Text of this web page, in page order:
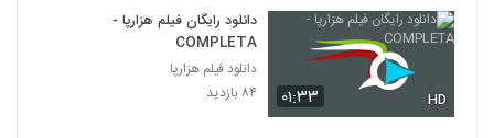
۰۱:۳۳ HD
دانلود رایگان فیلم هزارپا -
COMPLETA
دانلود فیلم هزارپا
۸۴ بازدید